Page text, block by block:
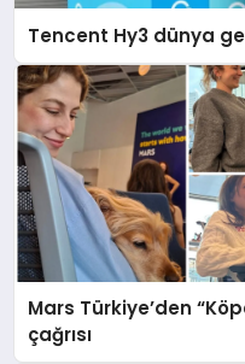
Tencent Hy3 dünya
Mars Türkiye’den
çağrısı